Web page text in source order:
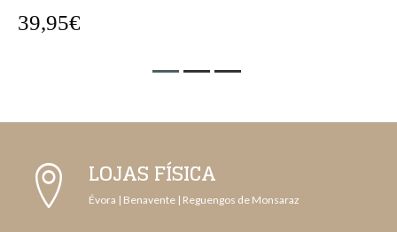
39,95€
LOJAS FÍSICA
Évora | Benavente | Reguengos de Monsaraz